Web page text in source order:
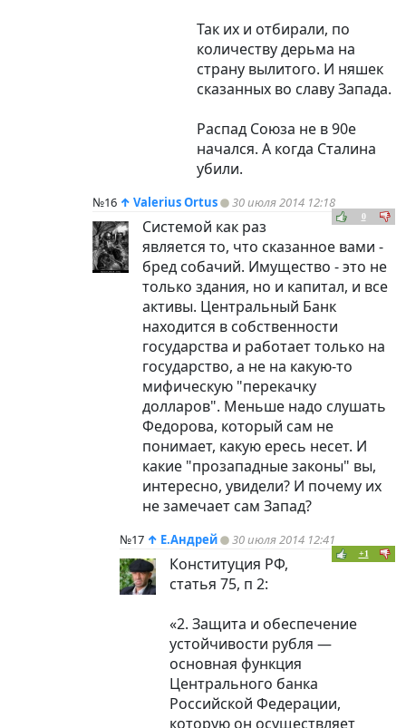
Так их и отбирали, по
количеству дерьма на
страну вылитого. И няшек
сказанных во славу Запада.
Распад Союза не в 90е
начался. А когда Сталина
убили.
№16 ↑ Valerius Ortus 30 июля 2014 12:18
0
Системой как раз
является то, что сказанное вами -
бред собачий. Имущество - это не
только здания, но и капитал, и все
активы. Центральный Банк
находится в собственности
государства и работает только на
государство, а не на какую-то
мифическую "перекачку
долларов". Меньше надо слушать
Федорова, который сам не
понимает, какую ересь несет. И
какие "прозападные законы" вы,
интересно, увидели? И почему их
не замечает сам Запад?
№17 ↑ Е.Андрей 30 июля 2014 12:41
+1
Конституция РФ,
статья 75, п 2:
«2. Защита и обеспечение
устойчивости рубля —
основная функция
Центрального банка
Российской Федерации,
которую он осуществляет